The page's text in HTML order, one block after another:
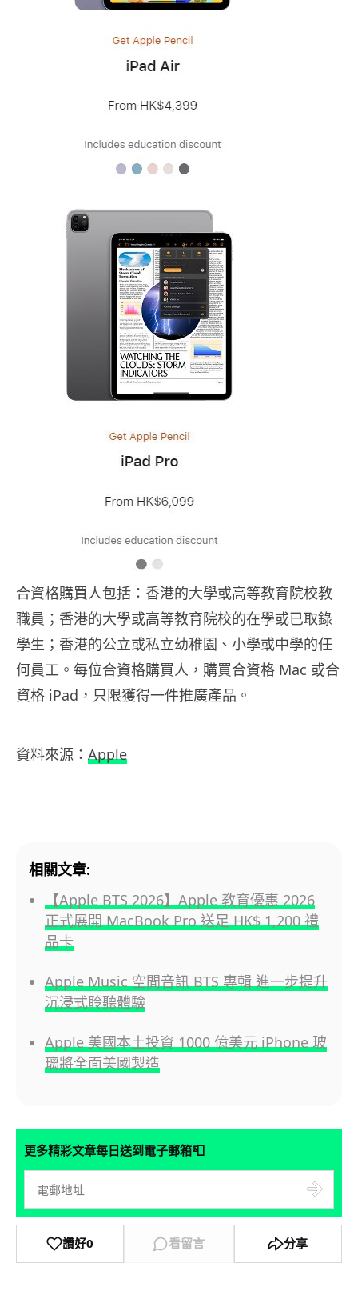
合資格購買人包括：香港的大學或高等教育院校教
職員；香港的大學或高等教育院校的在學或已取錄
學生；香港的公立或私立幼稚園、小學或中學的任
何員工。每位合資格購買人，購買合資格 Mac 或合
資格 iPad，只限獲得一件推廣產品。
資料來源： Apple
相關文章:
【Apple BTS 2026】Apple 教育優惠 2026
正式展開 MacBook Pro 送足 HK$ 1,200 禮
品卡
Apple Music 空間音訊 BTS 專輯 進一步提升
沉浸式聆聽體驗
Apple 美國本土投資 1000 億美元 iPhone 玻
璃將全面美國製造
更多精彩文章每日送到電子郵箱📮
讚好0 看留言 分享